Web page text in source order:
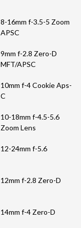
8-16mm f-3.5-5 Zoom
APSC
9mm f-2.8 Zero-D
MFT/APSC
10mm f-4 Cookie Aps-
C
10-18mm f-4.5-5.6
Zoom Lens
12-24mm f-5.6
12mm f-2.8 Zero-D
14mm f-4 Zero-D